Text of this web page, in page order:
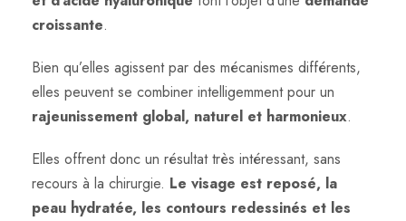
croissante.
Bien qu’elles agissent par des mécanismes différents,
elles peuvent se combiner intelligemment pour un
rajeunissement global, naturel et harmonieux.
Elles offrent donc un résultat très intéressant, sans
recours à la chirurgie. Le visage est reposé, la
peau hydratée, les contours redessinés et les